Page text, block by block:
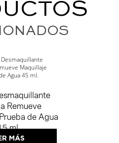
Remueve
de Agua
ml.
MÁS